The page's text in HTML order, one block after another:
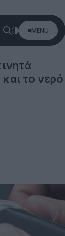
MENU
το νερό